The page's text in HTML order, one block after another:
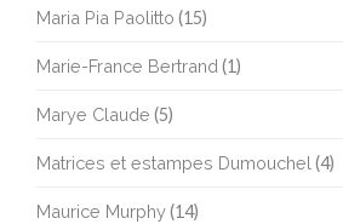
Maria Pia Paolitto (15)
Marie-France Bertrand (1)
Marye Claude (5)
Matrices et estampes Dumouchel (4)
Maurice Murphy(14)